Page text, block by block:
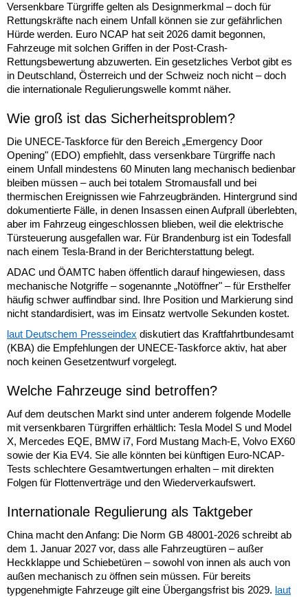
Versenkbare Türgriffe gelten als Designmerkmal – doch für
Rettungskräfte nach einem Unfall können sie zur gefährlichen
Hürde werden. Euro NCAP hat seit 2026 damit begonnen,
Fahrzeuge mit solchen Griffen in der Post-Crash-
Rettungsbewertung abzuwerten. Ein gesetzliches Verbot gibt es
in Deutschland, Österreich und der Schweiz noch nicht – doch
die internationale Regulierungswelle kommt näher.
Wie groß ist das Sicherheitsproblem?
Die UNECE-Taskforce für den Bereich „Emergency Door
Opening" (EDO) empfiehlt, dass versenkbare Türgriffe nach
einem Unfall mindestens 60 Minuten lang mechanisch bedienbar
bleiben müssen – auch bei totalem Stromausfall und bei
thermischen Ereignissen wie Fahrzeugbränden. Hintergrund sind
dokumentierte Fälle, in denen Insassen einen Aufprall überlebten,
aber im Fahrzeug eingeschlossen blieben, weil die elektrische
Türsteuerung ausgefallen war. Für Brandenburg ist ein Todesfall
nach einem Tesla-Brand in der Berichterstattung belegt.
ADAC und ÖAMTC haben öffentlich darauf hingewiesen, dass
mechanische Notgriffe – sogenannte „Notöffner" – für Ersthelfer
häufig schwer auffindbar sind. Ihre Position und Markierung sind
nicht standardisiert, was im Einsatz wertvolle Sekunden kostet.
laut Deutschem Presseindex diskutiert das Kraftfahrtbundesamt
(KBA) die Empfehlungen der UNECE-Taskforce aktiv, hat aber
noch keinen Gesetzentwurf vorgelegt.
Welche Fahrzeuge sind betroffen?
Auf dem deutschen Markt sind unter anderem folgende Modelle
mit versenkbaren Türgriffen erhältlich: Tesla Model S und Model
X, Mercedes EQE, BMW i7, Ford Mustang Mach-E, Volvo EX60
sowie der Kia EV4. Sie alle könnten bei künftigen Euro-NCAP-
Tests schlechtere Gesamtwertungen erhalten – mit direkten
Folgen für Flottenverträge und den Wiederverkaufswert.
Internationale Regulierung als Taktgeber
China macht den Anfang: Die Norm GB 48001-2026 schreibt ab
dem 1. Januar 2027 vor, dass alle Fahrzeugtüren – außer
Heckklappe und Schiebetüren – sowohl von innen als auch von
außen mechanisch zu öffnen sein müssen. Für bereits
typgenehmigte Fahrzeuge gilt eine Übergangsfrist bis 2029. laut